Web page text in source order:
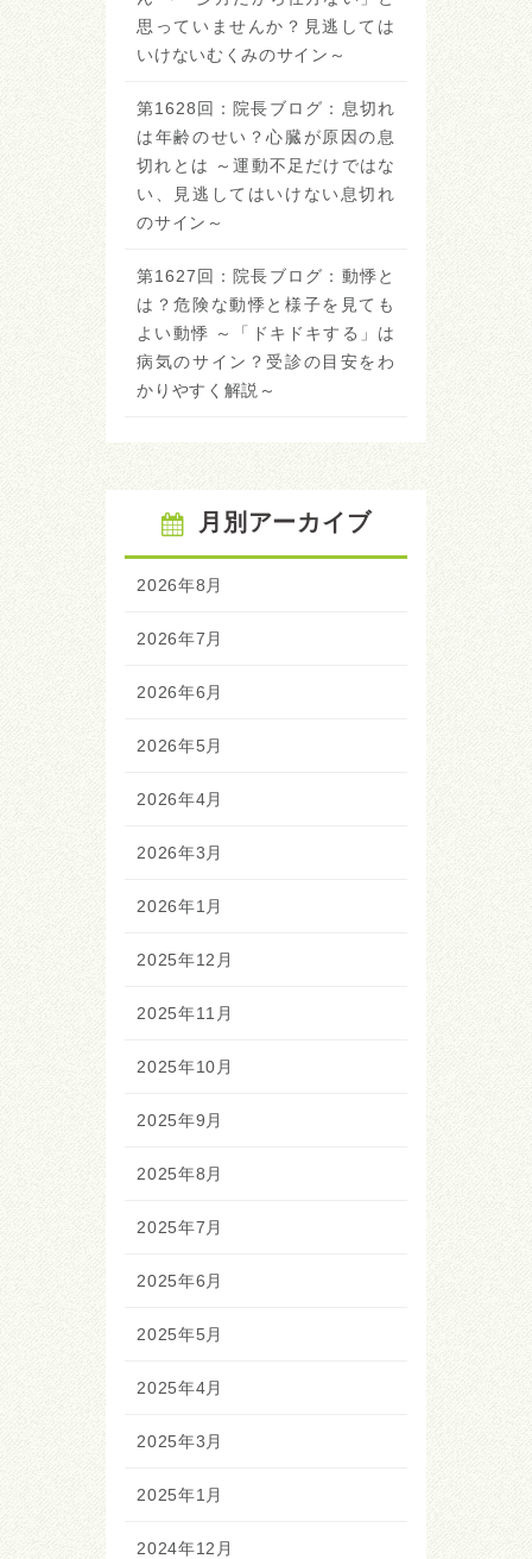
思っていませんか？見逃しては
いけないむくみのサイン～
第1628回：院長ブログ：息切れ
は年齢のせい？心臓が原因の息
切れとは ～運動不足だけではな
い、見逃してはいけない息切れ
のサイン～
第1627回：院長ブログ：動悸と
は？危険な動悸と様子を見ても
よい動悸 ～「ドキドキする」は
病気のサイン？受診の目安をわ
かりやすく解説～
月別アーカイブ
2026年8月
2026年7月
2026年6月
2026年5月
2026年4月
2026年3月
2026年1月
2025年12月
2025年11月
2025年10月
2025年9月
2025年8月
2025年7月
2025年6月
2025年5月
2025年4月
2025年3月
2025年1月
2024年12月